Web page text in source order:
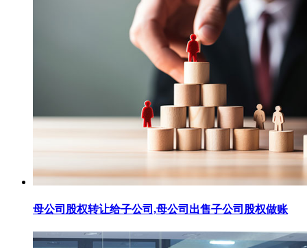
母公司股权转让给子公司,母公司出售子公司股权做账